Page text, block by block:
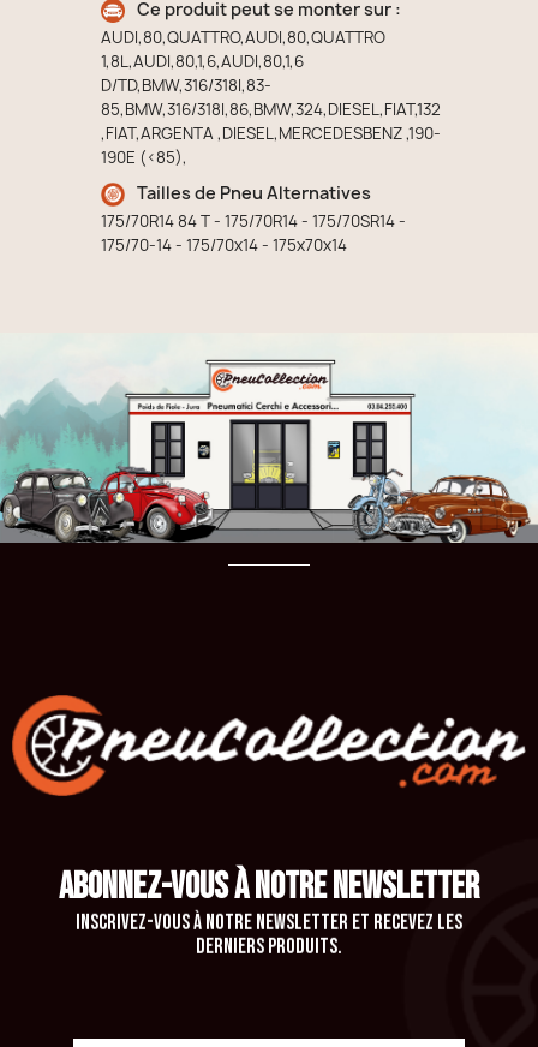
Ce produit peut se monter sur :
AUDI,80,QUATTRO,AUDI,80,QUATTRO
1,8L,AUDI,80,1,6,AUDI,80,1,6
D/TD,BMW,316/318I,83-
85,BMW,316/318I,86,BMW,324,DIESEL,FIAT,132
,FIAT,ARGENTA ,DIESEL,MERCEDESBENZ ,190-
190E (<85),
Tailles de Pneu Alternatives
175/70R14 84 T - 175/70R14 - 175/70SR14 -
175/70-14 - 175/70x14 - 175x70x14
ABONNEZ-VOUS À NOTRE NEWSLETTER
Inscrivez-vous à notre newsletter et recevez les
derniers produits.